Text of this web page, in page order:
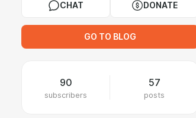
CHAT DONATE
GO TO BLOG
90
subscribers
57
posts